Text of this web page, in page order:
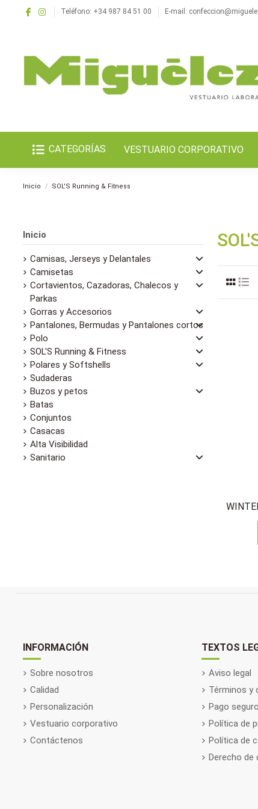
Teléfono: +34 987 84 51 00 E-mail:
CATEGORÍAS VESTUARIO CORPORATIVO
Inicio SOL'S Running & Fitness
Inicio
Camisas, Jerseys y Delantales
Camisetas
Cortavientos, Cazadoras, Chalecos y
Parkas
Gorras y Accesorios
Pantalones, Bermudas y Pantalones cortos
Polo
SOL'S Running & Fitness
Polares y Softshells
Sudaderas
Buzos y petos
Batas
Conjuntos
Casacas
Alta Visibilidad
Sanitario
INFORMACIÓN
Sobre nosotros
Calidad
Personalización
Vestuario corporativo
Contáctenos
TEXTOS
Aviso legal
Términos y
Pago seguro
Política de
Política de
Derecho